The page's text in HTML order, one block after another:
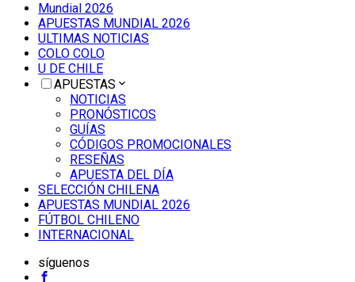
Mundial 2026
APUESTAS MUNDIAL 2026
ULTIMAS NOTICIAS
COLO COLO
U DE CHILE
APUESTAS
NOTICIAS
PRONÓSTICOS
GUÍAS
CÓDIGOS PROMOCIONALES
RESEÑAS
APUESTA DEL DÍA
SELECCIÓN CHILENA
APUESTAS MUNDIAL 2026
FÚTBOL CHILENO
INTERNACIONAL
síguenos